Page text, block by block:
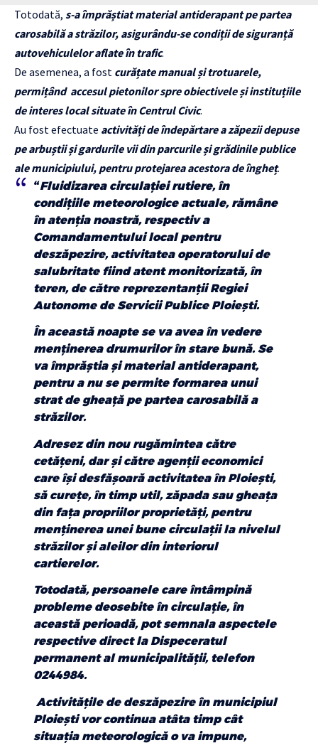
Totodată, s-a împrăștiat material antiderapant pe partea
carosabilă a străzilor, asigurându-se condiții de siguranță
autovehiculelor aflate în trafic.
De asemenea, a fost curățate manual și trotuarele,
permițând accesul pietonilor spre obiectivele și instituțiile
de interes local situate în Centrul Civic.
Au fost efectuate activități de îndepărtare a zăpezii depuse
pe arbuștii și gardurile vii din parcurile și grădinile publice
ale municipiului, pentru protejarea acestora de îngheț.
“Fluidizarea circulației rutiere, în
condițiile meteorologice actuale, rămâne
în atenția noastră, respectiv a
Comandamentului local pentru
deszăpezire, activitatea operatorului de
salubritate fiind atent monitorizată, în
teren, de către reprezentanții Regiei
Autonome de Servicii Publice Ploiești.
În această noapte se va avea în vedere
menținerea drumurilor în stare bună. Se
va împrăștia și material antiderapant,
pentru a nu se permite formarea unui
strat de gheață pe partea carosabilă a
străzilor.
Adresez din nou rugămintea către
cetățeni, dar și către agenții economici
care își desfășoară activitatea în Ploiești,
să curețe, în timp util, zăpada sau gheața
din fața propriilor proprietăți, pentru
menținerea unei bune circulații la nivelul
străzilor și aleilor din interiorul
cartierelor.
Totodată, persoanele care întâmpină
probleme deosebite în circulație, în
această perioadă, pot semnala aspectele
respective direct la Dispeceratul
permanent al municipalității, telefon
0244984.
Activitățile de deszăpezire în municipiul
Ploiești vor continua atâta timp cât
situația meteorologică o va impune,